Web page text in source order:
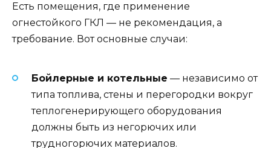
Есть помещения, где применение
огнестойкого ГКЛ — не рекомендация, а
требование. Вот основные случаи:
Бойлерные и котельные — независимо от
типа топлива, стены и перегородки вокруг
теплогенерирующего оборудования
должны быть из негорючих или
трудногорючих материалов.